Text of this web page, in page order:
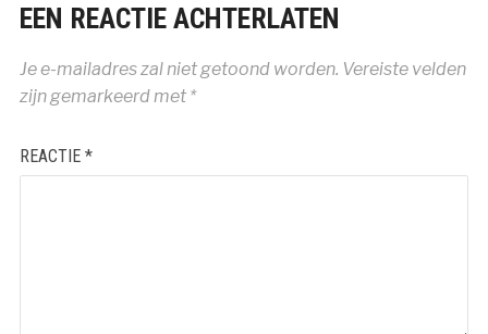
EEN REACTIE ACHTERLATEN
Je e-mailadres zal niet getoond worden. Vereiste velden
zijn gemarkeerd met *
REACTIE *